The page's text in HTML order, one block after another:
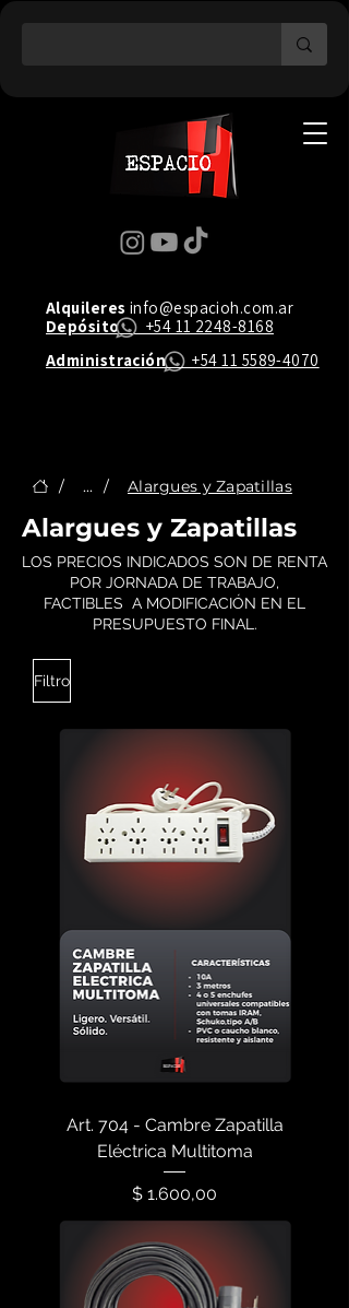
Depósito+54 11 2248-8168
Administración+54 11 5589-4070
Alquileres info@espacioh.com.ar
/ ... / Alargues y Zapatillas
Alargues y Zapatillas
LOS PRECIOS INDICADOS SON DE RENTA
POR JORNADA DE TRABAJO,
FACTIBLES A MODIFICACIÓN EN EL
PRESUPUESTO FINAL.
Filtro
Art. 704 - Cambre Zapatilla
Eléctrica Multitoma
Precio
$ 1.600,00